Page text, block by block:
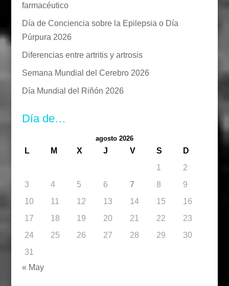
farmacéutico
Día de Conciencia sobre la Epilepsia o Día
Púrpura 2026
Diferencias entre artritis y artrosis
Semana Mundial del Cerebro 2026
Día Mundial del Riñón 2026
Día de…
agosto 2026
L M X J V S
D
1
2
3
4 5 6 7 8
9
10
11 12 13 14 15
16
17
18 19 20 21 22
23
24
25 26 27 28 29
30
31
« May